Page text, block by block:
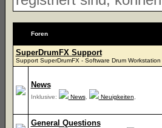
Foren
SuperDrumFX Support
Support SuperDrumFX - Software Drum Workstation
News
Inklusive: News, Neuigkeiten
General Questions